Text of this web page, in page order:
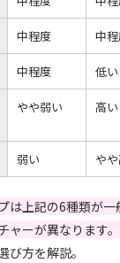
中程度 中
中程度 低い
やや弱い 高い
弱い や
は上記の6種類が
ャーが異なります。
び方を解説。